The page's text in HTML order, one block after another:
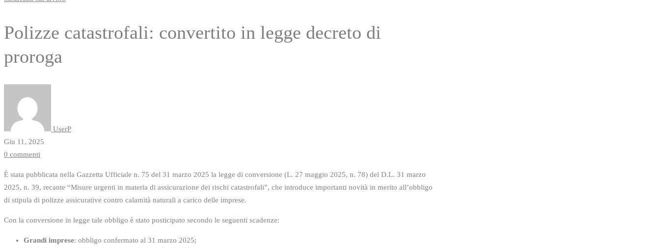
Polizze catastrofali: convertito in legge decreto di
proroga
UserP
Giu 11, 2025
0 commenti
È stata pubblicata nella Gazzetta Ufficiale n. 75 del 31 marzo 2025 la legge di conversione (L. 27 maggio 2025, n. 78) del D.L. 31 marzo
2025, n. 39, recante “Misure urgenti in materia di assicurazione dei rischi catastrofali”, che introduce importanti novità in merito all’obbligo
di stipula di polizze assicurative contro calamità naturali a carico delle imprese.
Con la conversione in legge tale obbligo è stato posticipato secondo le seguenti scadenze:
Grandi imprese: obbligo confermato al 31 marzo 2025;